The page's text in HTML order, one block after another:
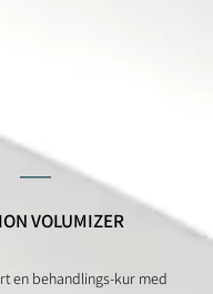
__
VOLUMIZER
en behandlings-kur med